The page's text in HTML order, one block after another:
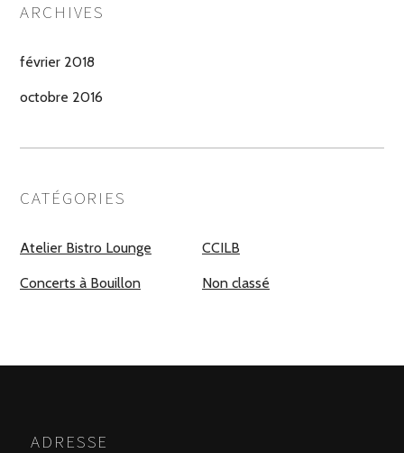
ARCHIVES
février 2018
octobre 2016
CATÉGORIES
Atelier Bistro Lounge CCILB
Concerts à Bouillon Non classé
ADRESSE